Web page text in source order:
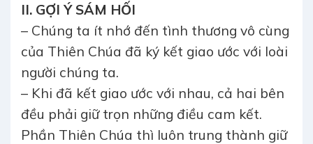
II. GỢI Ý SÁM HỐI
– Chúng ta ít nhớ đến tình thương vô cùng
của Thiên Chúa đã ký kết giao ước với loài
người chúng ta.
– Khi đã kết giao ước với nhau, cả hai bên
đều phải giữ trọn những điều cam kết.
Phần Thiên Chúa thì luôn trung thành giữ